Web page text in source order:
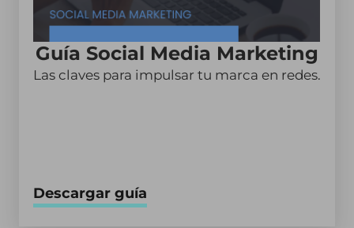
Guía Social Media Marketing
Las claves para impulsar tu marca en redes.
Descargar guía